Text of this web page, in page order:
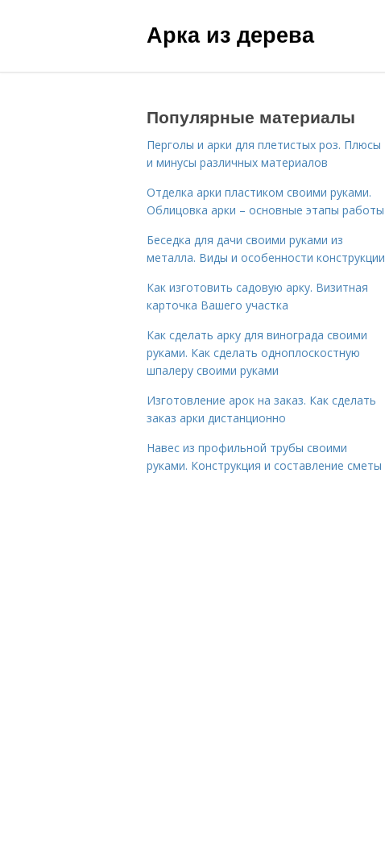
Арка из дерева
Популярные материалы
Перголы и арки для плетистых роз. Плюсы
и минусы различных материалов
Отделка арки пластиком своими руками.
Облицовка арки – основные этапы работы
Беседка для дачи своими руками из
металла. Виды и особенности конструкции
Как изготовить садовую арку. Визитная
карточка Вашего участка
Как сделать арку для винограда своими
руками. Как сделать одноплоскостную
шпалеру своими руками
Изготовление арок на заказ. Как сделать
заказ арки дистанционно
Навес из профильной трубы своими
руками. Конструкция и составление сметы